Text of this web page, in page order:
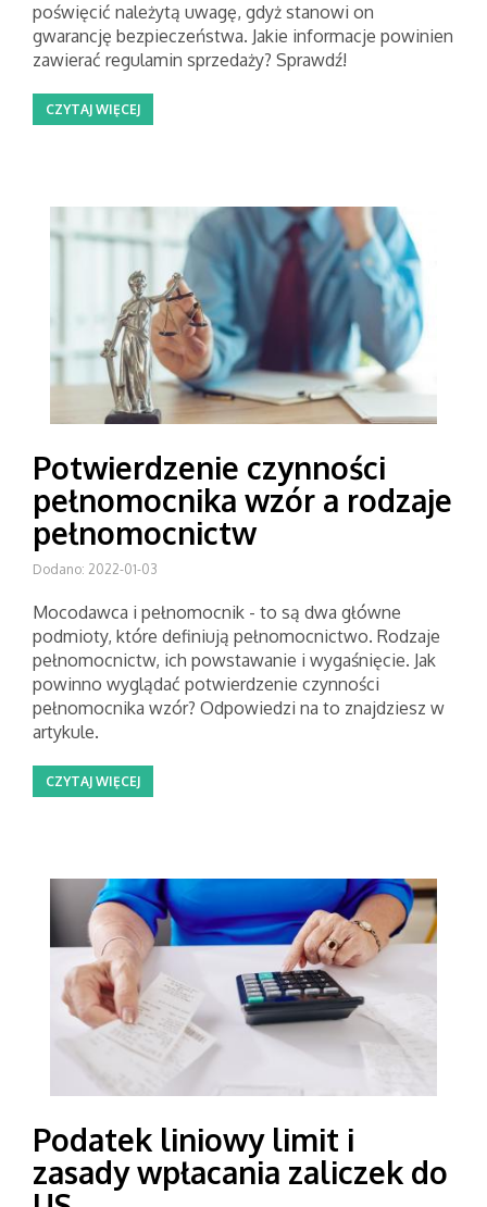
poświęcić należytą uwagę, gdyż stanowi on
gwarancję bezpieczeństwa. Jakie informacje powinien
zawierać regulamin sprzedaży? Sprawdź!
CZYTAJ WIĘCEJ
Potwierdzenie czynności
pełnomocnika wzór a rodzaje
pełnomocnictw
Dodano: 2022-01-03
Mocodawca i pełnomocnik - to są dwa główne
podmioty, które definiują pełnomocnictwo. Rodzaje
pełnomocnictw, ich powstawanie i wygaśnięcie. Jak
powinno wyglądać potwierdzenie czynności
pełnomocnika wzór? Odpowiedzi na to znajdziesz w
artykule.
CZYTAJ WIĘCEJ
Podatek liniowy limit i
zasady wpłacania zaliczek do